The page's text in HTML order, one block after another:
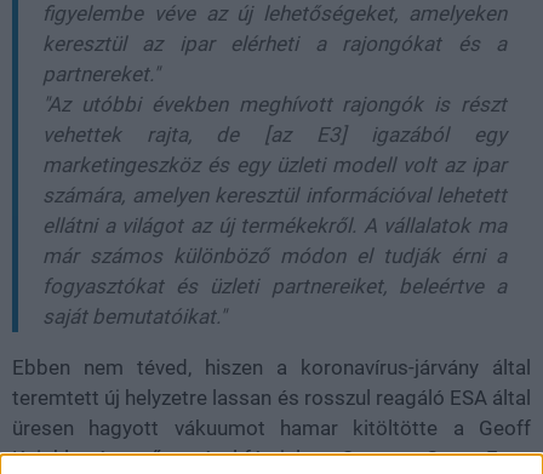
figyelembe véve az új lehetőségeket, amelyeken
keresztül az ipar elérheti a rajongókat és a
partnereket."
"Az utóbbi években meghívott rajongók is részt
vehettek rajta, de [az E3] igazából egy
marketingeszköz és egy üzleti modell volt az ipar
számára, amelyen keresztül információval lehetett
ellátni a világot az új termékekről. A vállalatok ma
már számos különböző módon el tudják érni a
fogyasztókat és üzleti partnereiket, beleértve a
saját bemutatóikat."
Ebben nem téved, hiszen a koronavírus-járvány által
teremtett új helyzetre lassan és rosszul reagáló ESA által
üresen hagyott vákuumot hamar kitöltötte a Geoff
Keighley és az ő nevével fémjelzett Summer Game Fest.